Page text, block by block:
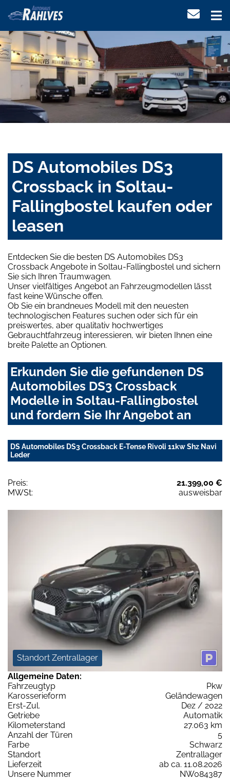
DS Automobiles DS3
Crossback in Soltau-
Fallingbostel kaufen oder
leasen
Entdecken Sie die besten DS Automobiles DS3
Crossback Angebote in Soltau-Fallingbostel und sichern
Sie sich Ihren Traumwagen.
Unser vielfältiges Angebot an Fahrzeugmodellen lässt
fast keine Wünsche offen.
Ob Sie ein brandneues Modell mit den neuesten
technologischen Features suchen oder sich für ein
preiswertes, aber qualitativ hochwertiges
Gebrauchtfahrzeug interessieren, wir bieten Ihnen eine
breite Palette an Optionen.
Erkunden Sie die gefundenen DS
Automobiles DS3 Crossback
Modelle in Soltau-Fallingbostel
und fordern Sie Ihr Angebot an
DS Automobiles DS3 Crossback E-Tense Rivoli 11kw Shz Navi
Leder
Preis:
21.399,00 €
MWSt:
ausweisbar
Standort Zentrallager
Allgemeine Daten:
Fahrzeugtyp
Pkw
Karosserieform
Geländewagen
Erst-Zul.
Dez / 2022
Getriebe
Automatik
Kilometerstand
27.063 km
Anzahl der Türen
5
Farbe
Schwarz
Standort
Zentrallager
Lieferzeit
ab ca. 11.08.2026
Unsere Nummer
NW084387